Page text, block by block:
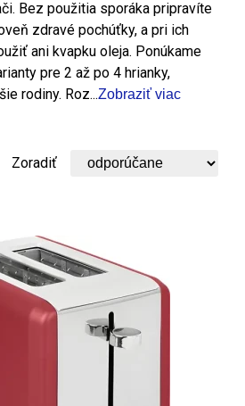
Bez použitia sporáka pripravíte
zdravé pochúťky, a pri ich
ani kvapku oleja. Ponúkame
pre 2 až po 4 hrianky,
rodiny. Roz...Zobraziť viac
Zoradiť